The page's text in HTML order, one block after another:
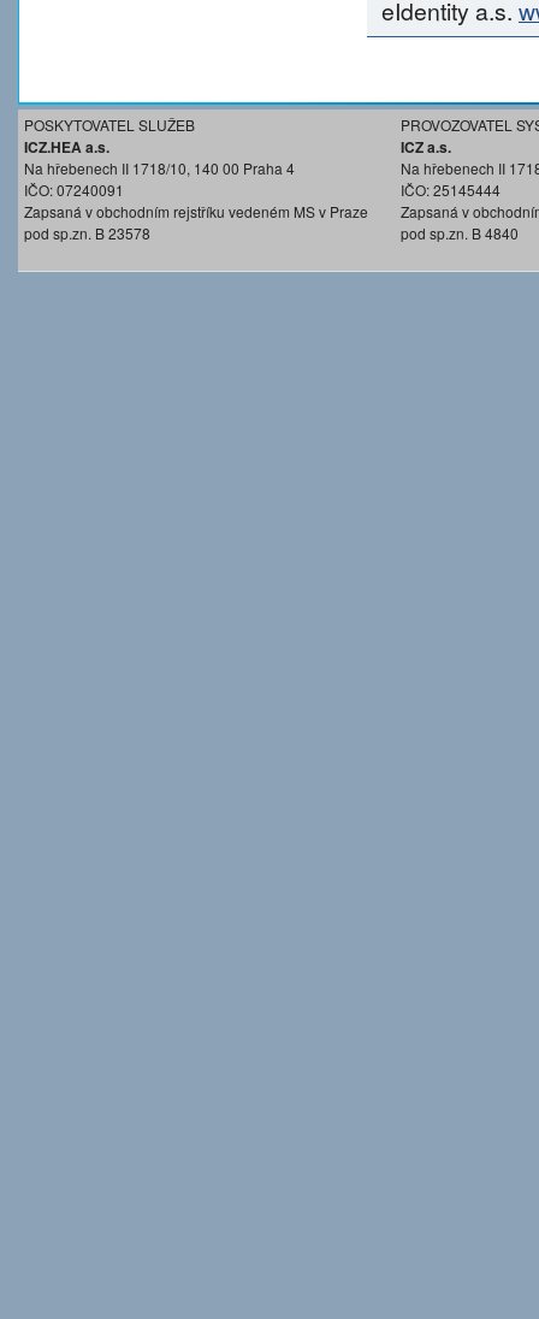
eIdentity a.s.
POSKYTOVATEL SLUŽEB
ICZ.HEA a.s.
Na hřebenech II 1718/10, 140 00 Praha 4
IČO: 07240091
Zapsaná v obchodním rejstříku vedeném MS v Praze
pod sp.zn. B 23578
PROVOZOVATEL
ICZ a.s.
Na hřebenech II
IČO: 25145444
Zapsaná v
pod sp.zn. B 4840